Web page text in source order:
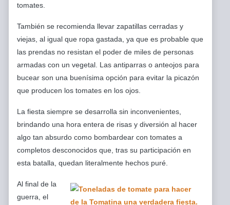
tomates.
También se recomienda llevar zapatillas cerradas y
viejas, al igual que ropa gastada, ya que es probable que
las prendas no resistan el poder de miles de personas
armadas con un vegetal. Las antiparras o anteojos para
bucear son una buenísima opción para evitar la picazón
que producen los tomates en los ojos.
La fiesta siempre se desarrolla sin inconvenientes,
brindando una hora entera de risas y diversión al hacer
algo tan absurdo como bombardear con tomates a
completos desconocidos que, tras su participación en
esta batalla, quedan literalmente hechos puré.
Al final de la
guerra, el